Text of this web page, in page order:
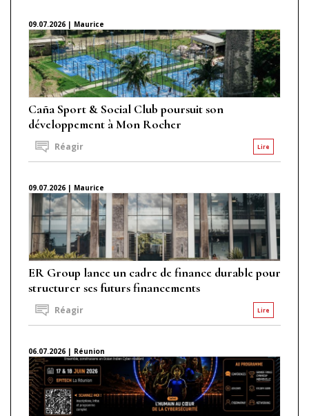
09.07.2026 | Maurice
Caña Sport & Social Club poursuit son
développement à Mon Rocher
Lire
Réagir
09.07.2026 | Maurice
ER Group lance un cadre de finance durable pour
structurer ses futurs financements
Lire
Réagir
06.07.2026 | Réunion